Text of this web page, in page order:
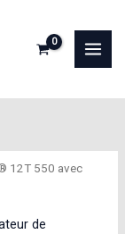
12T 550 avec
de